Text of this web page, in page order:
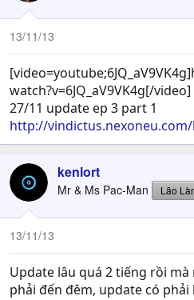
13/11/13
watch?v=6JQ_aV9VK4g[/video]
27/11 update ep 3 part 1
http://
kenlort
Mr & Ms Pac-Man Lão
13/11/13
Update lâu quá 2 tiếng rồi
phải đến đêm, update có